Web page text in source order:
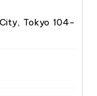
Tokyo 104-